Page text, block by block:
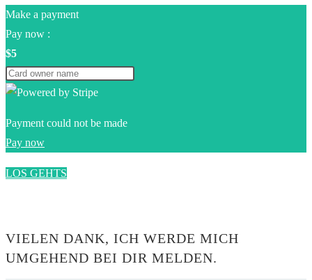
Make a payment
Pay now :
$5
Payment could not be made
Pay now
LOS GEHTS
VIELEN DANK, ICH WERDE MICH
UMGEHEND BEI DIR MELDEN.